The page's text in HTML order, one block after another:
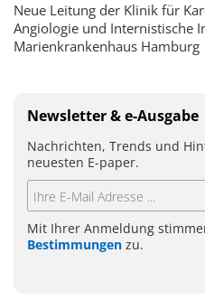
Neue Leitung der Klinik für
Angiologie und Internistische
Marienkrankenhaus Hamburg
Newsletter & e-Ausgabe
Nachrichten, Trends und
neuesten E-paper.
Mit Ihrer Anmeldung
Bestimmungen zu.